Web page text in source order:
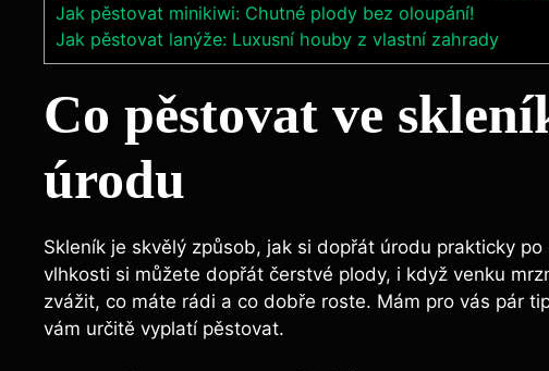
Jak pěstovat minikiwi: Chutné plody bez oloupání!
Jak pěstovat lanýže: Luxusní houby z vlastní zahrady
Co pěstovat ve
úrodu
Skleník je skvělý způsob, jak si dopřát úrodu prakticky
vlhkosti si můžete dopřát čerstvé plody, i když venku
zvážit, co máte rádi a co dobře roste. Mám pro vás pár
vám určitě vyplatí pěstovat.